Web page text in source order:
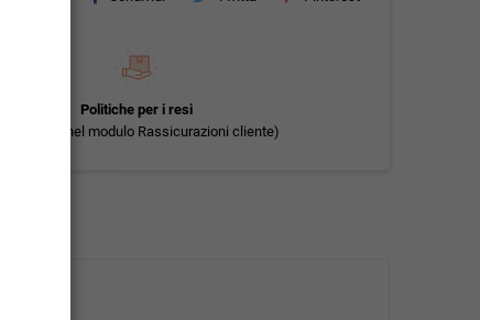
Politiche per i resi
(modificale nel modulo Rassicurazioni cliente)